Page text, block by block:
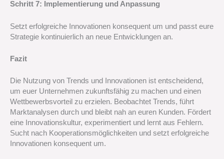
Schritt 7: Implementierung und Anpassung
Setzt erfolgreiche Innovationen konsequent um und passt eure
Strategie kontinuierlich an neue Entwicklungen an.
Fazit
Die Nutzung von Trends und Innovationen ist entscheidend,
um euer Unternehmen zukunftsfähig zu machen und einen
Wettbewerbsvorteil zu erzielen. Beobachtet Trends, führt
Marktanalysen durch und bleibt nah an euren Kunden. Fördert
eine Innovationskultur, experimentiert und lernt aus Fehlern.
Sucht nach Kooperationsmöglichkeiten und setzt erfolgreiche
Innovationen konsequent um.